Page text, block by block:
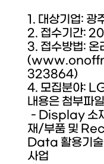
1. 대상기업: 광
2. 접수기간:
3. 접수방법: 온
(
323864)
4. 모집분야:
내용은 첨부파
- Display 소
재/부품 및
Data 활용기술
사업